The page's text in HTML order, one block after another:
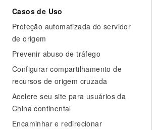
Casos de Uso
Proteção automatizada do servidor
de origem
Prevenir abuso de tráfego
Configurar compartilhamento de
recursos de origem cruzada
Acelere seu site para usuários da
China continental
Encaminhar e redirecionar